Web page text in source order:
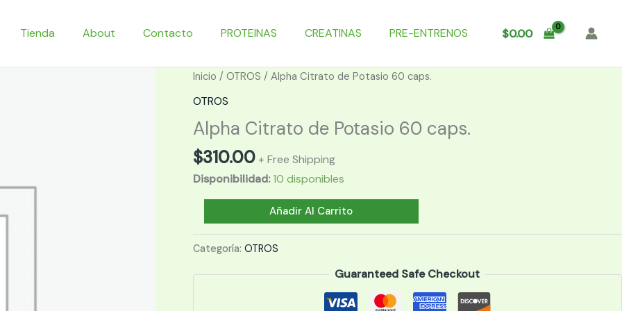
Tienda About Contacto PROTEINAS CREATINAS PRE-ENTRENOS $0.00
Inicio / OTROS / Alpha Citrato de Potasio 60 caps.
OTROS
Alpha Citrato de Potasio 60 caps.
$310.00 + Free Shipping
Disponibilidad: 10 disponibles
Citrato
de
60
Añadir Al Carrito
Categoría: OTROS
Guaranteed Safe Checkout